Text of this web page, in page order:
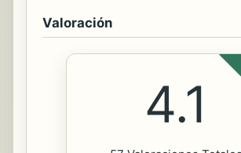
Valoración
4.1